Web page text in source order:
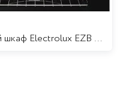
Духовой шкаф Electrolux EZB 52410 AK